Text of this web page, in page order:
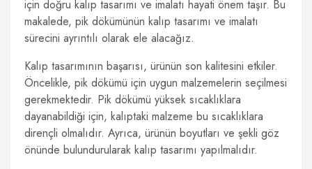
için doğru kalıp tasarımı ve imalatı hayati önem taşır. Bu
makalede, pik dökümünün kalıp tasarımı ve imalatı
sürecini ayrıntılı olarak ele alacağız.
Kalıp tasarımının başarısı, ürünün son kalitesini etkiler.
Öncelikle, pik dökümü için uygun malzemelerin seçilmesi
gerekmektedir. Pik dökümü yüksek sıcaklıklara
dayanabildiği için, kalıptaki malzeme bu sıcaklıklara
dirençli olmalıdır. Ayrıca, ürünün boyutları ve şekli göz
önünde bulundurularak kalıp tasarımı yapılmalıdır.